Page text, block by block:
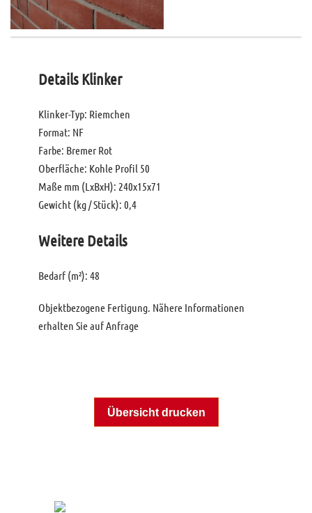
Details Klinker
Klinker-Typ: Riemchen
Format: NF
Farbe: Bremer Rot
Oberfläche: Kohle Profil 50
Maße mm (LxBxH): 240x15x71
Gewicht (kg / Stück): 0,4
Weitere Details
Bedarf (m²): 48
Objektbezogene Fertigung. Nähere Informationen
erhalten Sie auf Anfrage
Übersicht drucken